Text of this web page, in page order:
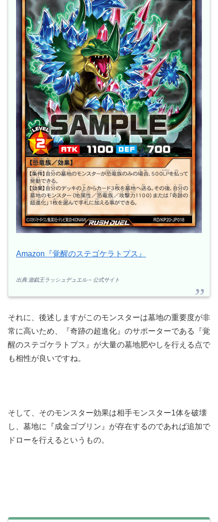
Amazon『覚醒のステゴケラトプス』
出典:遊戯王ラッシュデュエル – 公式サイト
それに、後述しますがこのモンスターは墓地の重要度が非
常に高いため、『奇跡の超進化』のサポーターである『覚
醒のステゴケラトプス』が大量の墓地肥やしを行える点で
も相性が良いですね。
そして、そのモンスター効果は相手モンスター1体を破壊
し、墓地に『成金ゴブリン』が存在するのであれば追加で
ドローを行えるというもの。